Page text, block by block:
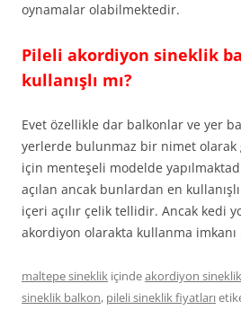
oynamalar olabilmektedir.
Pileli akordiyon sineklik
kullanışlı mı?
Evet özellikle dar balkonlar ve yer
yerlerde bulunmaz bir nimet olarak
için menteşeli modelde
açılan ancak bunlardan en
içeri açılır çelik tellidir. Ancak kedi
akordiyon olarakta kullanma
maltepe sineklik içindeakordiyon
sineklik balkon, pileli sineklik fiyatları